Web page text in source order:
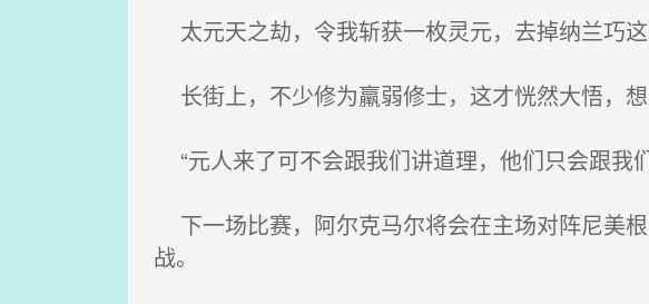
太元天之劫，令我斩获一枚灵元，去掉纳兰巧
长街上，不少修为羸弱修士，这才恍然大悟，想
“元人来了可不会跟我们讲道理，他们只会跟我们
下一场比赛，阿尔克马尔将会在主场对阵尼美
战。